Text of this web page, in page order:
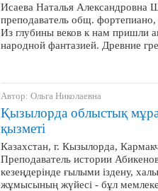
Исаева Наталья
преподаватель общ.
Из глубины веков к нам пришли
народной фантазией. Древние
Автор: Ольга Николаевна
Қызылорда облыстық
қызметі
Казахстан, г. Кызылорда,
Преподаватель истории
кезеңдерінде ғылыми іздену,
жұмысының жүйесі - бұл